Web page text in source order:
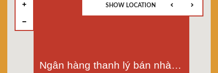
SHOW LOCATION